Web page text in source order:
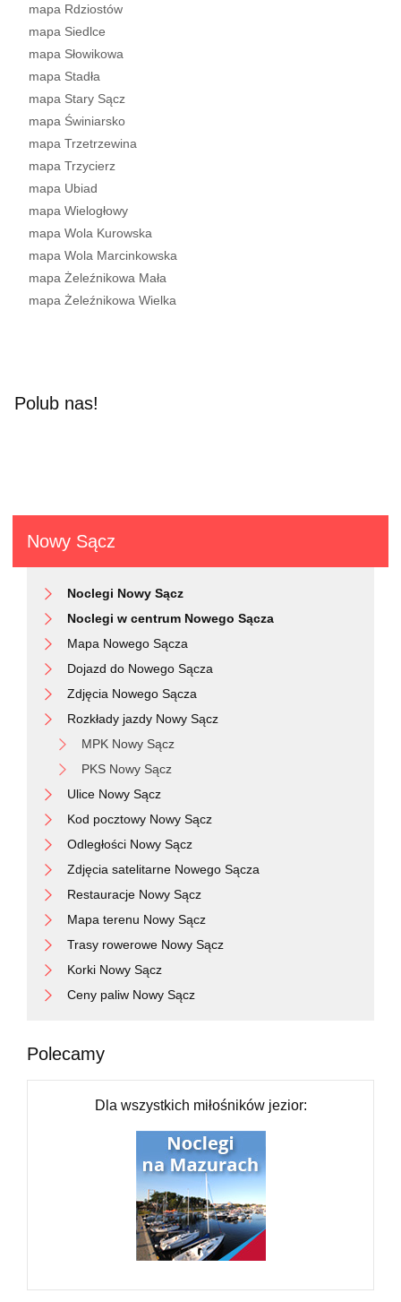
mapa Rdziostów
mapa Siedlce
mapa Słowikowa
mapa Stadła
mapa Stary Sącz
mapa Świniarsko
mapa Trzetrzewina
mapa Trzycierz
mapa Ubiad
mapa Wielogłowy
mapa Wola Kurowska
mapa Wola Marcinkowska
mapa Żeleźnikowa Mała
mapa Żeleźnikowa Wielka
Polub nas!
Nowy Sącz
Noclegi Nowy Sącz
Noclegi w centrum Nowego Sącza
Mapa Nowego Sącza
Dojazd do Nowego Sącza
Zdjęcia Nowego Sącza
Rozkłady jazdy Nowy Sącz
MPK Nowy Sącz
PKS Nowy Sącz
Ulice Nowy Sącz
Kod pocztowy Nowy Sącz
Odległości Nowy Sącz
Zdjęcia satelitarne Nowego Sącza
Restauracje Nowy Sącz
Mapa terenu Nowy Sącz
Trasy rowerowe Nowy Sącz
Korki Nowy Sącz
Ceny paliw Nowy Sącz
Polecamy
Dla wszystkich miłośników jezior: